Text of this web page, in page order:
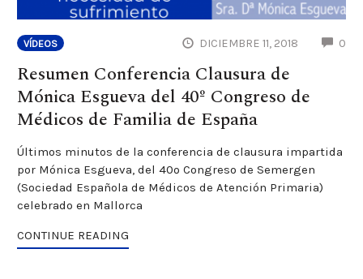
VÍDEOS DICIEMBRE 11, 2018 0
Resumen Conferencia Clausura de
Mónica Esgueva del 40º Congreso de
Médicos de Familia de España
Últimos minutos de la conferencia de clausura impartida
por Mónica Esgueva, del 40º Congreso de Semergen
(Sociedad Española de Médicos de Atención Primaria)
celebrado en Mallorca
CONTINUE READING